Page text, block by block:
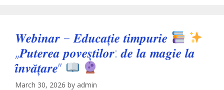
𝑾𝒆𝒃𝒊𝒏𝒂𝒓 – 𝑬𝒅𝒖𝒄𝒂𝒕̦𝒊𝒆 𝒕𝒊𝒎𝒑𝒖𝒓𝒊𝒆
„𝑷𝒖𝒕𝒆𝒓𝒆𝒂 𝒑𝒐𝒗𝒆𝒔̦𝒕𝒊𝒍𝒐𝒓: 𝒅𝒆 𝒍𝒂 𝒎𝒂𝒈𝒊𝒆 𝒍𝒂
𝒊̂𝒏𝒗𝒂̆𝒕̦𝒂𝒓𝒆”
March 30, 2026 by admin